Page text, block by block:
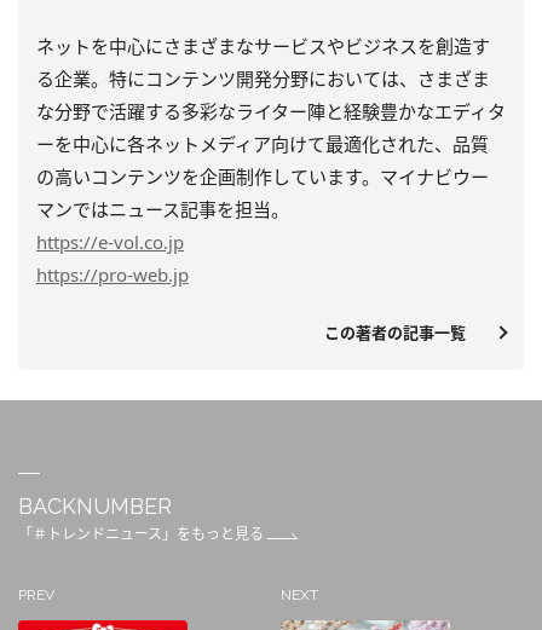
ネットを中心にさまざまなサービスやビジネスを創造す
る企業。特にコンテンツ開発分野においては、さまざま
な分野で活躍する多彩なライター陣と経験豊かなエディタ
ーを中心に各ネットメディア向けて最適化された、品質
の高いコンテンツを企画制作しています。マイナビウー
マンではニュース記事を担当。
https://e-vol.co.jp
https://pro-web.jp
この著者の記事一覧
BACKNUMBER
「＃トレンドニュース」をもっと見る
PREV NEXT